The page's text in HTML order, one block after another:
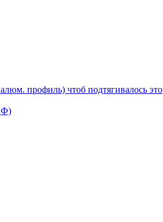
профиль) чтоб подтягивалось это